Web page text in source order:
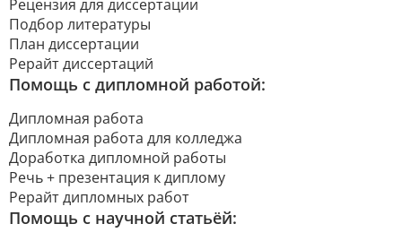
Рецензия для диссертации
Подбор литературы
План диссертации
Рерайт диссертаций
Помощь с дипломной работой:
Дипломная работа
Дипломная работа для колледжа
Доработка дипломной работы
Речь + презентация к диплому
Рерайт дипломных работ
Помощь с научной статьёй: